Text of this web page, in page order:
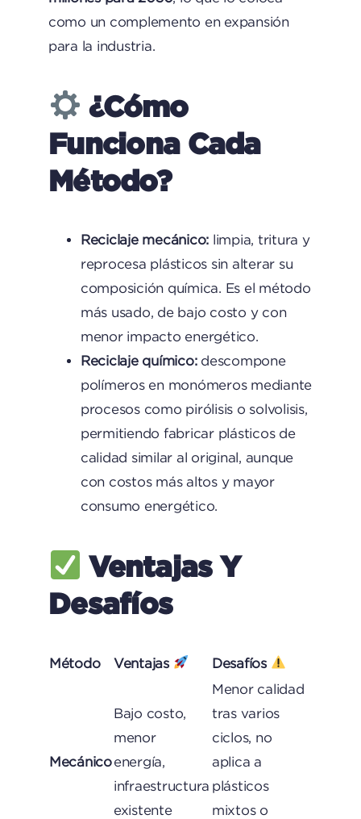
como un complemento en expansión
para la industria.
¿Cómo
Funciona Cada
Método?
Reciclaje mecánico: limpia, tritura y
reprocesa plásticos sin alterar su
composición química. Es el método
más usado, de bajo costo y con
menor impacto energético.
Reciclaje químico:descompone
polímeros en monómeros mediante
procesos como pirólisis o solvolisis,
permitiendo fabricar plásticos de
calidad similar al original, aunque
con costos más altos y mayor
consumo energético.
Ventajas Y
Desafíos
Método Ventajas Desafíos
Mecánico
Bajo costo,
menor
energía,
infraestructura
existente
Menor calidad
tras varios
ciclos, no
aplica a
plásticos
mixtos o